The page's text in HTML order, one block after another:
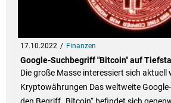
17.10.2022 Finanzen
Google-Suchbegriff "Bitcoin" auf
Die große Masse interessiert sich aktuell
Kryptowährungen Das weltweite